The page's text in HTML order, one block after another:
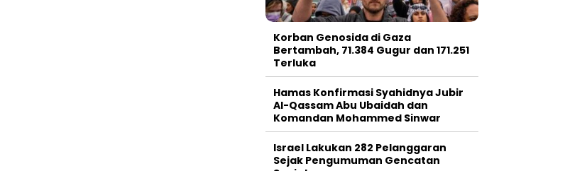
Korban Genosida di Gaza
Bertambah, 71.384 Gugur dan 171.251
Terluka
Hamas Konfirmasi Syahidnya Jubir
Al-Qassam Abu Ubaidah dan
Komandan Mohammed Sinwar
Israel Lakukan 282 Pelanggaran
Sejak Pengumuman Gencatan